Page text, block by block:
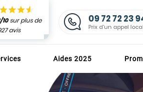
10sur plus de
avis
09 72 72 23
Prix d'un appel local
Aides 2025